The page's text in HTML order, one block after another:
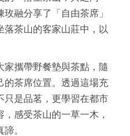
融分享了「自由茶席」
落茶山的客家山莊中，以
家攜帶野餐墊與茶點，隨
的茶席位置。透過這場充
只是品茗，更學習在都市
感受茶山的一草一木，
。